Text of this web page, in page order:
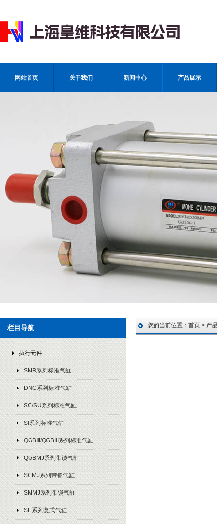
网站首页 关于我们 新闻中心 产品展示
栏目导航
执行元件
SMB系列标准气缸
DNC系列标准气缸
SC/SU系列标准气缸
SI系列标准气缸
QGBⅢ/QGBIII系列标准气缸
QGBMJ系列带锁气缸
SCMJ系列带锁气缸
SMMJ系列带锁气缸
SH系列复式气缸
您的当前位置： 首页 > 产